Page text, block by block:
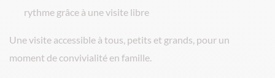
rythme grâce à une visite libre
Une visite accessible à tous, petits et grands, pour un
moment de convivialité en famille.